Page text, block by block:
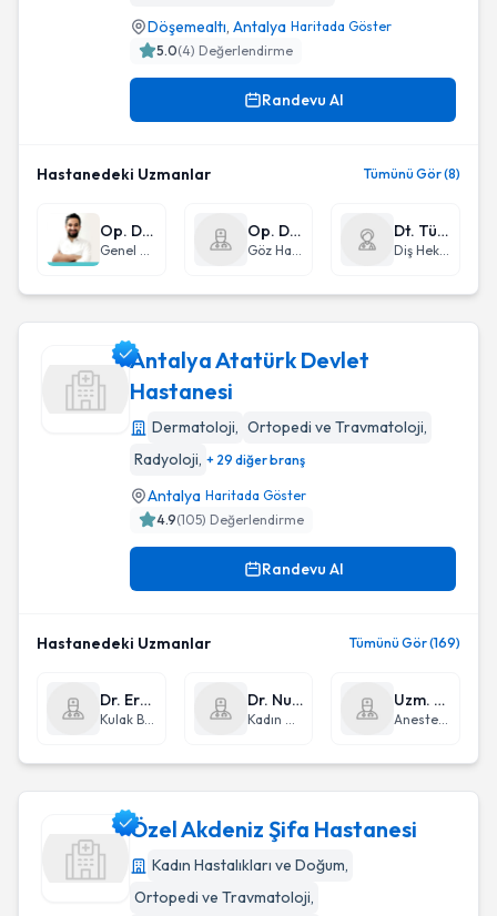
Döşemealtı, Antalya Haritada Göster
5.0(4) Değerlendirme
Randevu Al
Hastanedeki Uzmanlar Tümünü Gör (8)
Op. Dr. Mani Habibi
Genel Cerrahi
Op. Dr. Ergin Er
Göz Hastalıkları
Dt. Tümay Sandıkçı
Diş Hekimi
Antalya Atatürk Devlet
Hastanesi
Dermatoloji, Ortopedi ve Travmatoloji,
Radyoloji, + 29 diğer branş
Antalya Haritada Göster
4.9(105) Değerlendirme
Randevu Al
Hastanedeki Uzmanlar Tümünü Gör (169)
Dr. Erdem Atalay Çetinkaya
Kulak Burun Boğaz hastalıkları - KBB
Dr. Nuran Can
Kadın Hastalıkları ve Doğum
Uzm. Dr. Murat Akpınar
Anestezi ve Reanimasyon
Özel Akdeniz Şifa Hastanesi
Kadın Hastalıkları ve Doğum,
Ortopedi ve Travmatoloji,